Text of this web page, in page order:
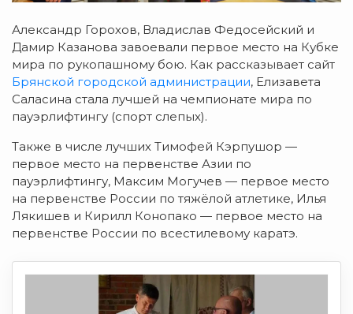
Александр Горохов, Владислав Федосейский и
Дамир Казанова завоевали первое место на Кубке
мира по рукопашному бою. Как рассказывает сайт
Брянской городской администрации, Елизавета
Саласина стала лучшей на чемпионате мира по
пауэрлифтингу (спорт слепых).
Также в числе лучших Тимофей Кэрпушор —
первое место на первенстве Азии по
пауэрлифтингу, Максим Могучев — первое место
на первенстве России по тяжёлой атлетике, Илья
Лякишев и Кирилл Конопако — первое место на
первенстве России по всестилевому каратэ.